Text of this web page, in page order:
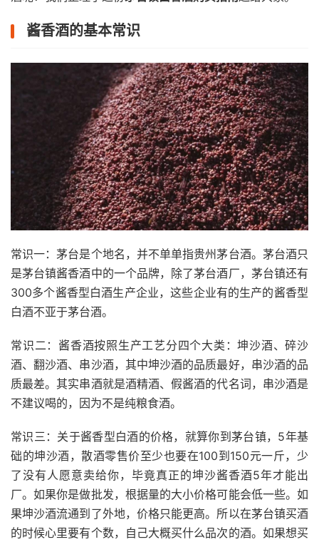
酱香酒的基本常识
常识一：茅台是个地名，并不单单指贵州茅台酒。茅台酒只
是茅台镇酱香酒中的一个品牌，除了茅台酒厂，茅台镇还有
300多个酱香型白酒生产企业，这些企业有的生产的酱香型
白酒不亚于茅台酒。
常识二：酱香酒按照生产工艺分四个大类：坤沙酒、碎沙
酒、翻沙酒、串沙酒，其中坤沙酒的品质最好，串沙酒的品
质最差。其实串酒就是酒精酒、假酱酒的代名词，串沙酒是
不建议喝的，因为不是纯粮食酒。
常识三：关于酱香型白酒的价格，就算你到茅台镇，5年基
础的坤沙酒，散酒零售价至少也要在100到150元一斤，少
了没有人愿意卖给你，毕竟真正的坤沙酱香酒5年才能出
厂。如果你是做批发，根据量的大小价格可能会低一些。如
果坤沙酒流通到了外地，价格只能更高。所以在茅台镇买酒
的时候心里要有个数，自己大概买什么品次的酒。如果想买